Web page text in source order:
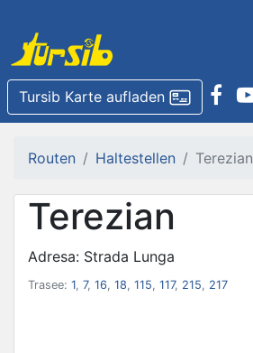
Tursib Karte aufladen
Routen Haltestellen Terezian
Terezian
Adresa: Strada Lunga
Trasee: 1, 7, 16, 18, 115, 117, 215, 217